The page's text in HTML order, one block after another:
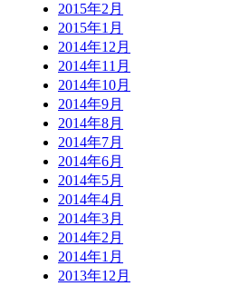
2015年2月
2015年1月
2014年12月
2014年11月
2014年10月
2014年9月
2014年8月
2014年7月
2014年6月
2014年5月
2014年4月
2014年3月
2014年2月
2014年1月
2013年12月